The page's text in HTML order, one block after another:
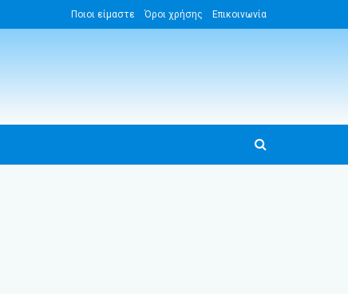
Ποιοι είμαστε Όροι χρήσης Επικοινωνία